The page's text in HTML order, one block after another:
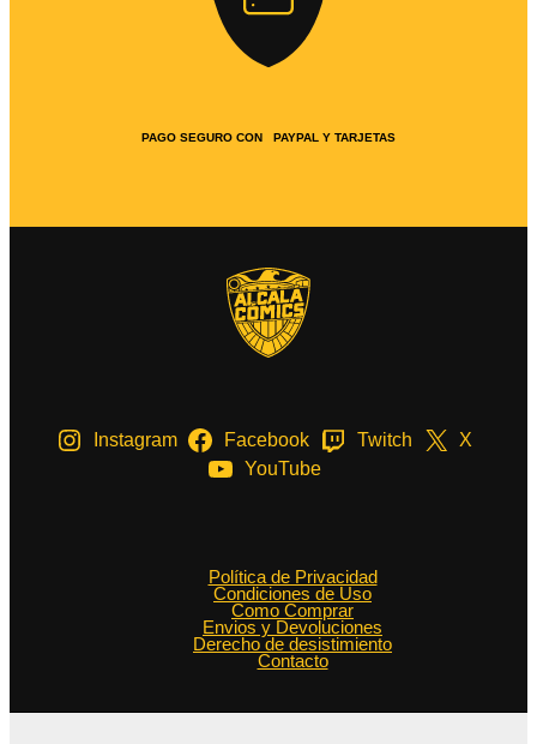
PAGO SEGURO CON PAYPAL Y TARJETAS
Instagram Facebook Twitch
X
YouTube
Política de Privacidad
Condiciones de Uso
Como Comprar
Envios y Devoluciones
Derecho de desistimiento
Contacto